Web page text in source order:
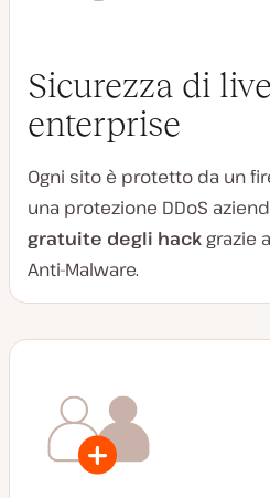
Sicurezza di
enterprise
Ogni sito è protetto da un
una protezione DDoS
gratuite degli hack grazie
Anti-Malware.